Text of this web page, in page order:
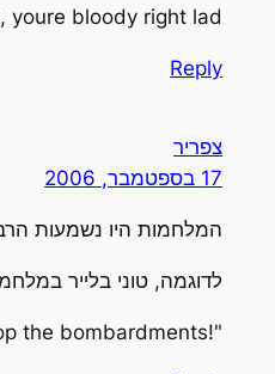
youre bloody right lad!
Reply
צפריר
17 בספטמבר, 2006
המלחמות היו נשמעות
לדוגמה, טוני בלייר
"!They have to stop the bombardments"